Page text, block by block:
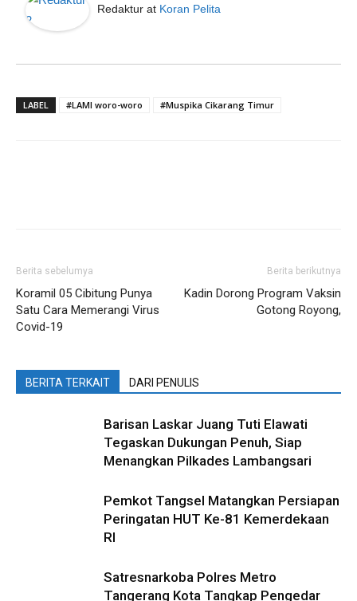
Redaktur at Koran Pelita
LABEL #LAMI woro-woro #Muspika Cikarang Timur
Berita sebelumya
Koramil 05 Cibitung Punya
Satu Cara Memerangi Virus
Covid-19
Berita berikutnya
Kadin Dorong Program Vaksin
Gotong Royong,
BERITA TERKAIT DARI PENULIS
Barisan Laskar Juang Tuti Elawati
Tegaskan Dukungan Penuh, Siap
Menangkan Pilkades Lambangsari
Pemkot Tangsel Matangkan Persiapan
Peringatan HUT Ke-81 Kemerdekaan
RI
Satresnarkoba Polres Metro
Tangerang Kota Tangkap Pengedar